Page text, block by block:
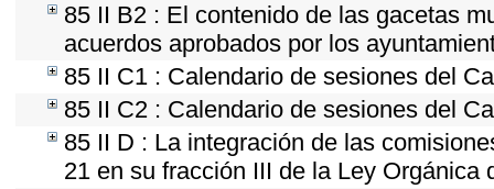
85 II B2 : El contenido de las gacetas
acuerdos aprobados por los
85 II C1 : Calendario de sesiones del
85 II C2 : Calendario de sesiones del
85 II D : La integración de las
21 en su fracción III de la Ley Orgánica